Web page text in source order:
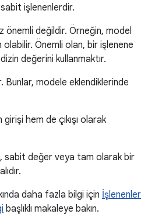
işlenenlerdir.
önemli değildir. Örneğin, model
olabilir. Önemli olan, bir işlenene
değerini kullanmaktır.
Bunlar, modele eklendiklerinde
hem de çıkışı olarak
sabit değer veya tam olarak bir
daha fazla bilgi için İşlenenler
başlıklı makaleye bakın.